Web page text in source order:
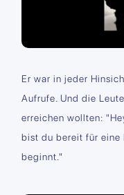
Er war in jeder
Aufrufe. Und die
erreichen wollten:
bist du bereit für eine
beginnt."